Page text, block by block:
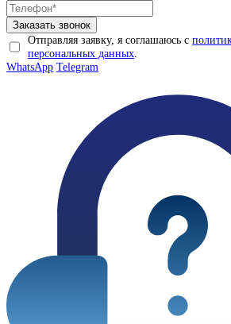
Отправляя заявку, я соглашаюсь с
персональных данных
WhatsApp Telegram